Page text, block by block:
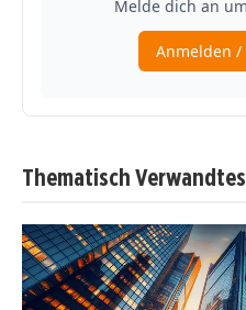
Thematisch Verwandtes